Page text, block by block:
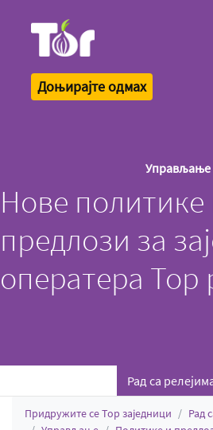
Доњирајте одмах
Управљање
Нове политике
предлози за
оператера Тор
Рад са
Придружите се Тор заједници
Рад